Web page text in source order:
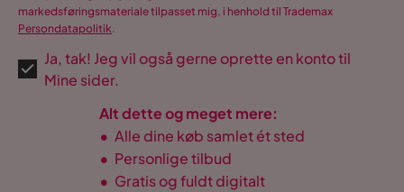
markedsføringsmateriale tilpasset mig, i henhold til Trademax
Persondatapolitik.
Ja, tak! Jeg vil også gerne oprette en konto til
Mine sider.
Alt dette og meget mere:
• Alle dine køb samlet ét sted
• Personlige tilbud
• Gratis og fuldt digitalt